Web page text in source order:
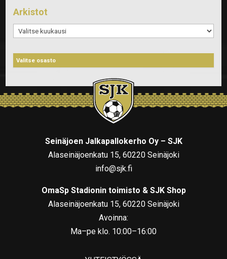
Arkistot
Arkistot
Seinäjoen Jalkapallokerho Oy – SJK
Alaseinäjoenkatu 15, 60220 Seinäjoki
info@sjk.fi
OmaSp Stadionin toimisto & SJK Shop
Alaseinäjoenkatu 15, 60220 Seinäjoki
Avoinna:
Ma–pe klo. 10:00–16:00